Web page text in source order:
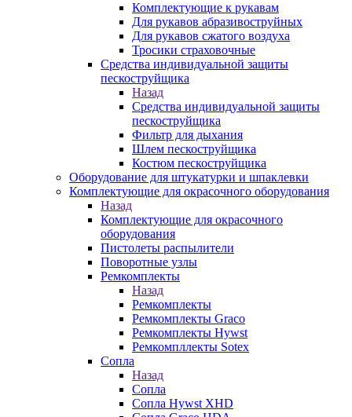
Комплектующие к рукавам
Для рукавов абразивоструйных
Для рукавов сжатого воздуха
Тросики страховочные
Средства индивидуальной защиты
пескоструйщика
Назад
Средства индивидуальной защиты
пескоструйщика
Фильтр для дыхания
Шлем пескоструйщика
Костюм пескоструйщика
Оборудование для штукатурки и шпаклевки
Комплектующие для окрасочного оборудования
Назад
Комплектующие для окрасочного
оборудования
Пистолеты распылители
Поворотные узлы
Ремкомплекты
Назад
Ремкомплекты
Ремкомплекты Graco
Ремкомплекты Hywst
Ремкомпллекты Sotex
Сопла
Назад
Сопла
Сопла Hywst XHD